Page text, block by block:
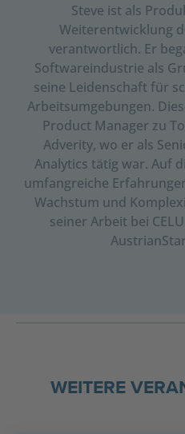
Steve ist als
Weiterentwicklung
verantwortlich. Er
Software­industrie als
seine Leidenschaft für
Arbeits­umgebungen.
Product Manager zu
Adverity, wo er als
Analytics tätig war. Auf
umfangreiche
Wachstum und
seiner Arbeit bei
WEITERE